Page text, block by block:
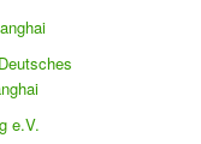
e.V.